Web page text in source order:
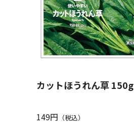
カットほうれん草 150g
149円 （税込）